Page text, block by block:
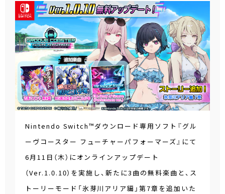
Nintendo Switch™ダウンロード専用ソフト『グル
ーヴコースター フューチャーパフォーマーズ』にて
6月11日（木）にオンラインアップデート
（Ver.1.0.10）を実施し、新たに3曲の無料楽曲と、ス
トーリーモード「氷芽川アリア編」第7章を追加いた